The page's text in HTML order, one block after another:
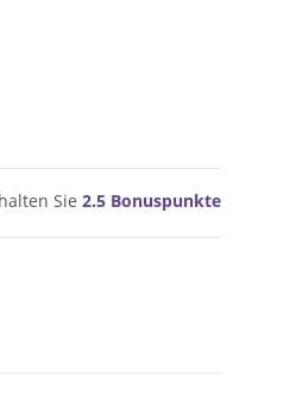
Sie 2.5 Bonuspunkte